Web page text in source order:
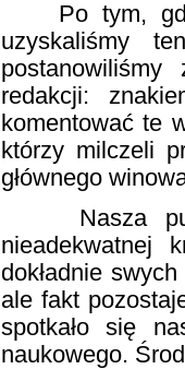
Po tym, gdy
uzyskaliśmy
redakcji:
komentować te
którzy milczeli
głównego
Nasza
nieadekwatnej
dokładnie
ale fakt
spotkało się
naukowego.